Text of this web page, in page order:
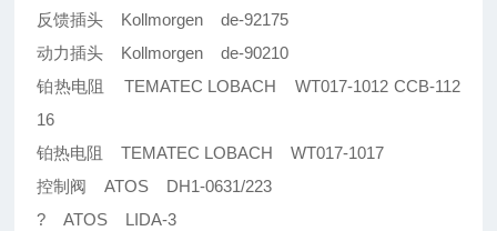
反馈插头 Kollmorgen de-92175
动力插头 Kollmorgen de-90210
铂热电阻 TEMATEC LOBACH WT017-1012 CCB-112
16
铂热电阻 TEMATEC LOBACH WT017-1017
控制阀 ATOS DH1-0631/223
? ATOS LIDA-3